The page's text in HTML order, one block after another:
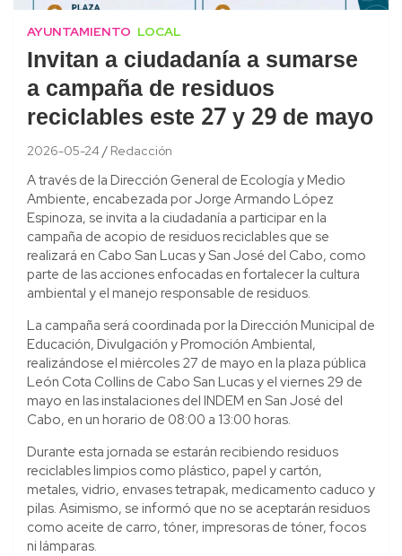
AYUNTAMIENTO LOCAL
Invitan a ciudadanía a sumarse
a campaña de residuos
reciclables este 27 y 29 de mayo
2026-05-24 Redacción
A través de la Dirección General de Ecología y Medio
Ambiente, encabezada por Jorge Armando López
Espinoza, se invita a la ciudadanía a participar en la
campaña de acopio de residuos reciclables que se
realizará en Cabo San Lucas y San José del Cabo, como
parte de las acciones enfocadas en fortalecer la cultura
ambiental y el manejo responsable de residuos.
La campaña será coordinada por la Dirección Municipal de
Educación, Divulgación y Promoción Ambiental,
realizándose el miércoles 27 de mayo en la plaza pública
León Cota Collins de Cabo San Lucas y el viernes 29 de
mayo en las instalaciones del INDEM en San José del
Cabo, en un horario de 08:00 a 13:00 horas.
Durante esta jornada se estarán recibiendo residuos
reciclables limpios como plástico, papel y cartón,
metales, vidrio, envases tetrapak, medicamento caduco y
pilas. Asimismo, se informó que no se aceptarán residuos
como aceite de carro, tóner, impresoras de tóner, focos
ni lámparas.